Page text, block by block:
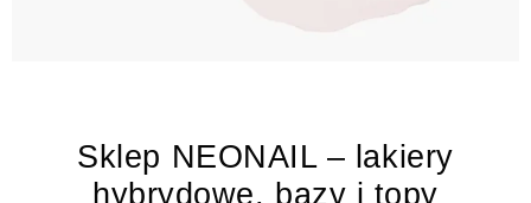
Sklep NEONAIL – lakiery
hybrydowe, bazy i topy